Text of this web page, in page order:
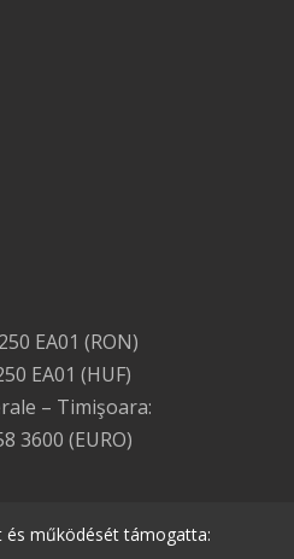
EA01 (RON)
EA01 (HUF)
– Timişoara:
3600 (EURO)
és működését támogatta: